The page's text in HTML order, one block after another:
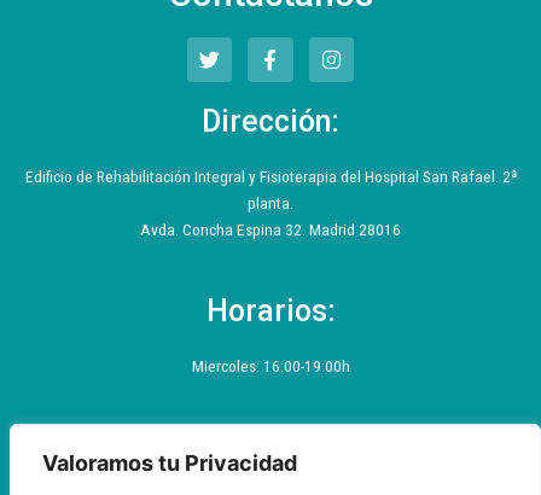
Valoramos tu Privacidad
T
w
i
t
t
r
F
a
c
b
o
k
-
f
I
n
s
a
r
a
Dirección:
Edificio de Rehabilitación Integral y Fisioterapia del Hospital San Rafael. 2ª
planta.
Avda. Concha Espina 32. Madrid 28016
Horarios:
Miercoles: 16:00-19:00h